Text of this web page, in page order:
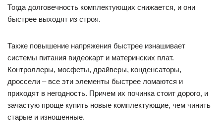
Тогда долговечность комплектующих снижается, и они
быстрее выходят из строя.
Также повышение напряжения быстрее изнашивает
системы питания видеокарт и материнских плат.
Контроллеры, мосфеты, драйверы, конденсаторы,
дроссели – все эти элементы быстрее ломаются и
приходят в негодность. Причем их починка стоит дорого, и
зачастую проще купить новые комплектующие, чем чинить
старые и изношенные.